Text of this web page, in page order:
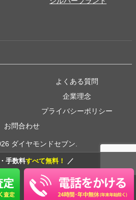
よくある質問
企業理念
プライバシーポリシー
お問合わせ
ダイヤモンドセブン.
手数料すべて無料！ ／